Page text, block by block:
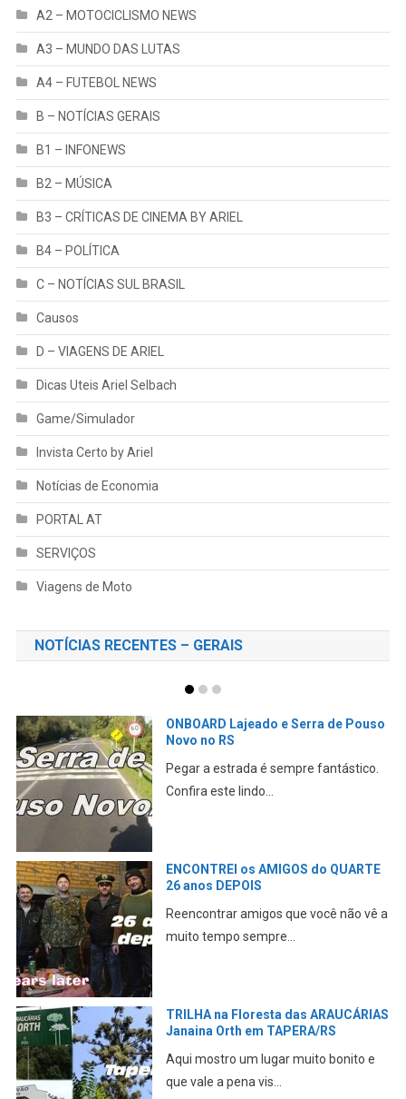
A2 – MOTOCICLISMO NEWS
A3 – MUNDO DAS LUTAS
A4 – FUTEBOL NEWS
B – NOTÍCIAS GERAIS
B1 – INFONEWS
B2 – MÚSICA
B3 – CRÍTICAS DE CINEMA BY ARIEL
B4 – POLÍTICA
C – NOTÍCIAS SUL BRASIL
Causos
D – VIAGENS DE ARIEL
Dicas Uteis Ariel Selbach
Game/Simulador
Invista Certo by Ariel
Notícias de Economia
PORTAL AT
SERVIÇOS
Viagens de Moto
NOTÍCIAS RECENTES – GERAIS
ONBOARD Lajeado e Serra de Pouso
Novo no RS
Pegar a estrada é sempre fantástico.
Confira este lindo...
ENCONTREI os AMIGOS do QUARTE
26 anos DEPOIS
Reencontrar amigos que você não vê a
muito tempo sempre...
TRILHA na Floresta das ARAUCÁRIAS
Janaina Orth em TAPERA/RS
Aqui mostro um lugar muito bonito e
que vale a pena vis...